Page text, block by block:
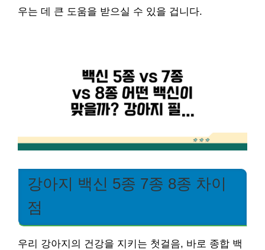
우는 데 큰 도움을 받으실 수 있을 겁니다.
강아지 백신 5종 7종 8종 차이
점
우리 강아지의 건강을 지키는 첫걸음, 바로 종합 백